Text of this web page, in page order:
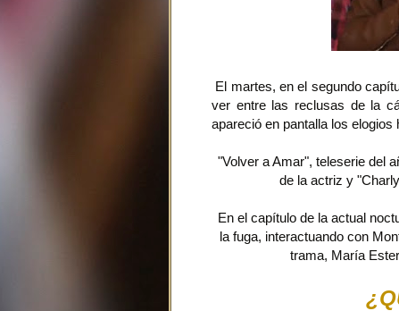
El martes, en el segundo
ver entre las reclusas de la
apareció en pantalla los
"Volver a Amar", teleserie del
de la actriz y
En el capítulo de la actual
la fuga, interactuando con
trama, María